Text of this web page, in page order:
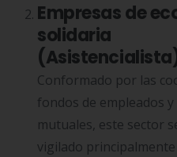
Empresas de
solidaria
Conformado por las
fondos de empleados
mutuales, este sector
vigilado